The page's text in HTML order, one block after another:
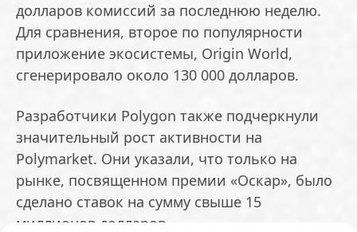
долларов комиссий за последнюю неделю.
Для сравнения, второе по популярности
приложение экосистемы, Origin World,
сгенерировало около 130 000 долларов.
Разработчики Polygon также подчеркнули
значительный рост активности на
Polymarket. Они указали, что только на
рынке, посвященном премии «Оскар», было
сделано ставок на сумму свыше 15
миллионов долларов.